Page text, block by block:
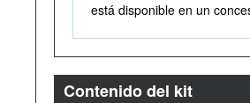
está disponible en un
Contenido del kit